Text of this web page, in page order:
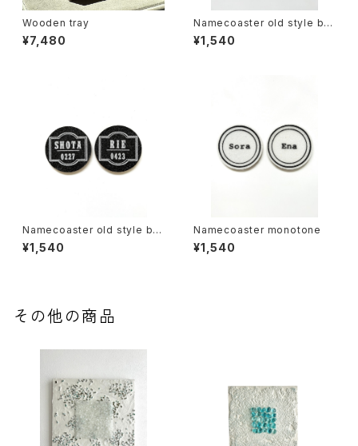
Wooden tray
¥7,480
Namecoaster old style bla
ck×gold
¥1,540
Namecoaster old style bla
ck×white
¥1,540
Namecoaster monotone
¥1,540
その他の商品